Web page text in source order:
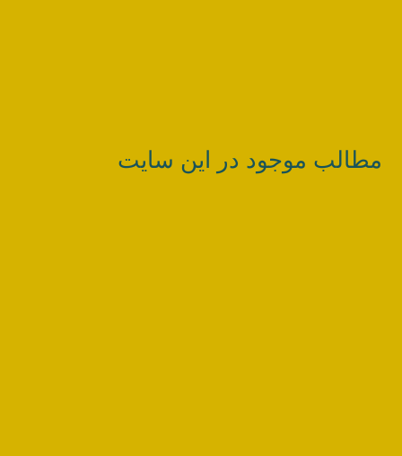
مطالب موجود در این سایت